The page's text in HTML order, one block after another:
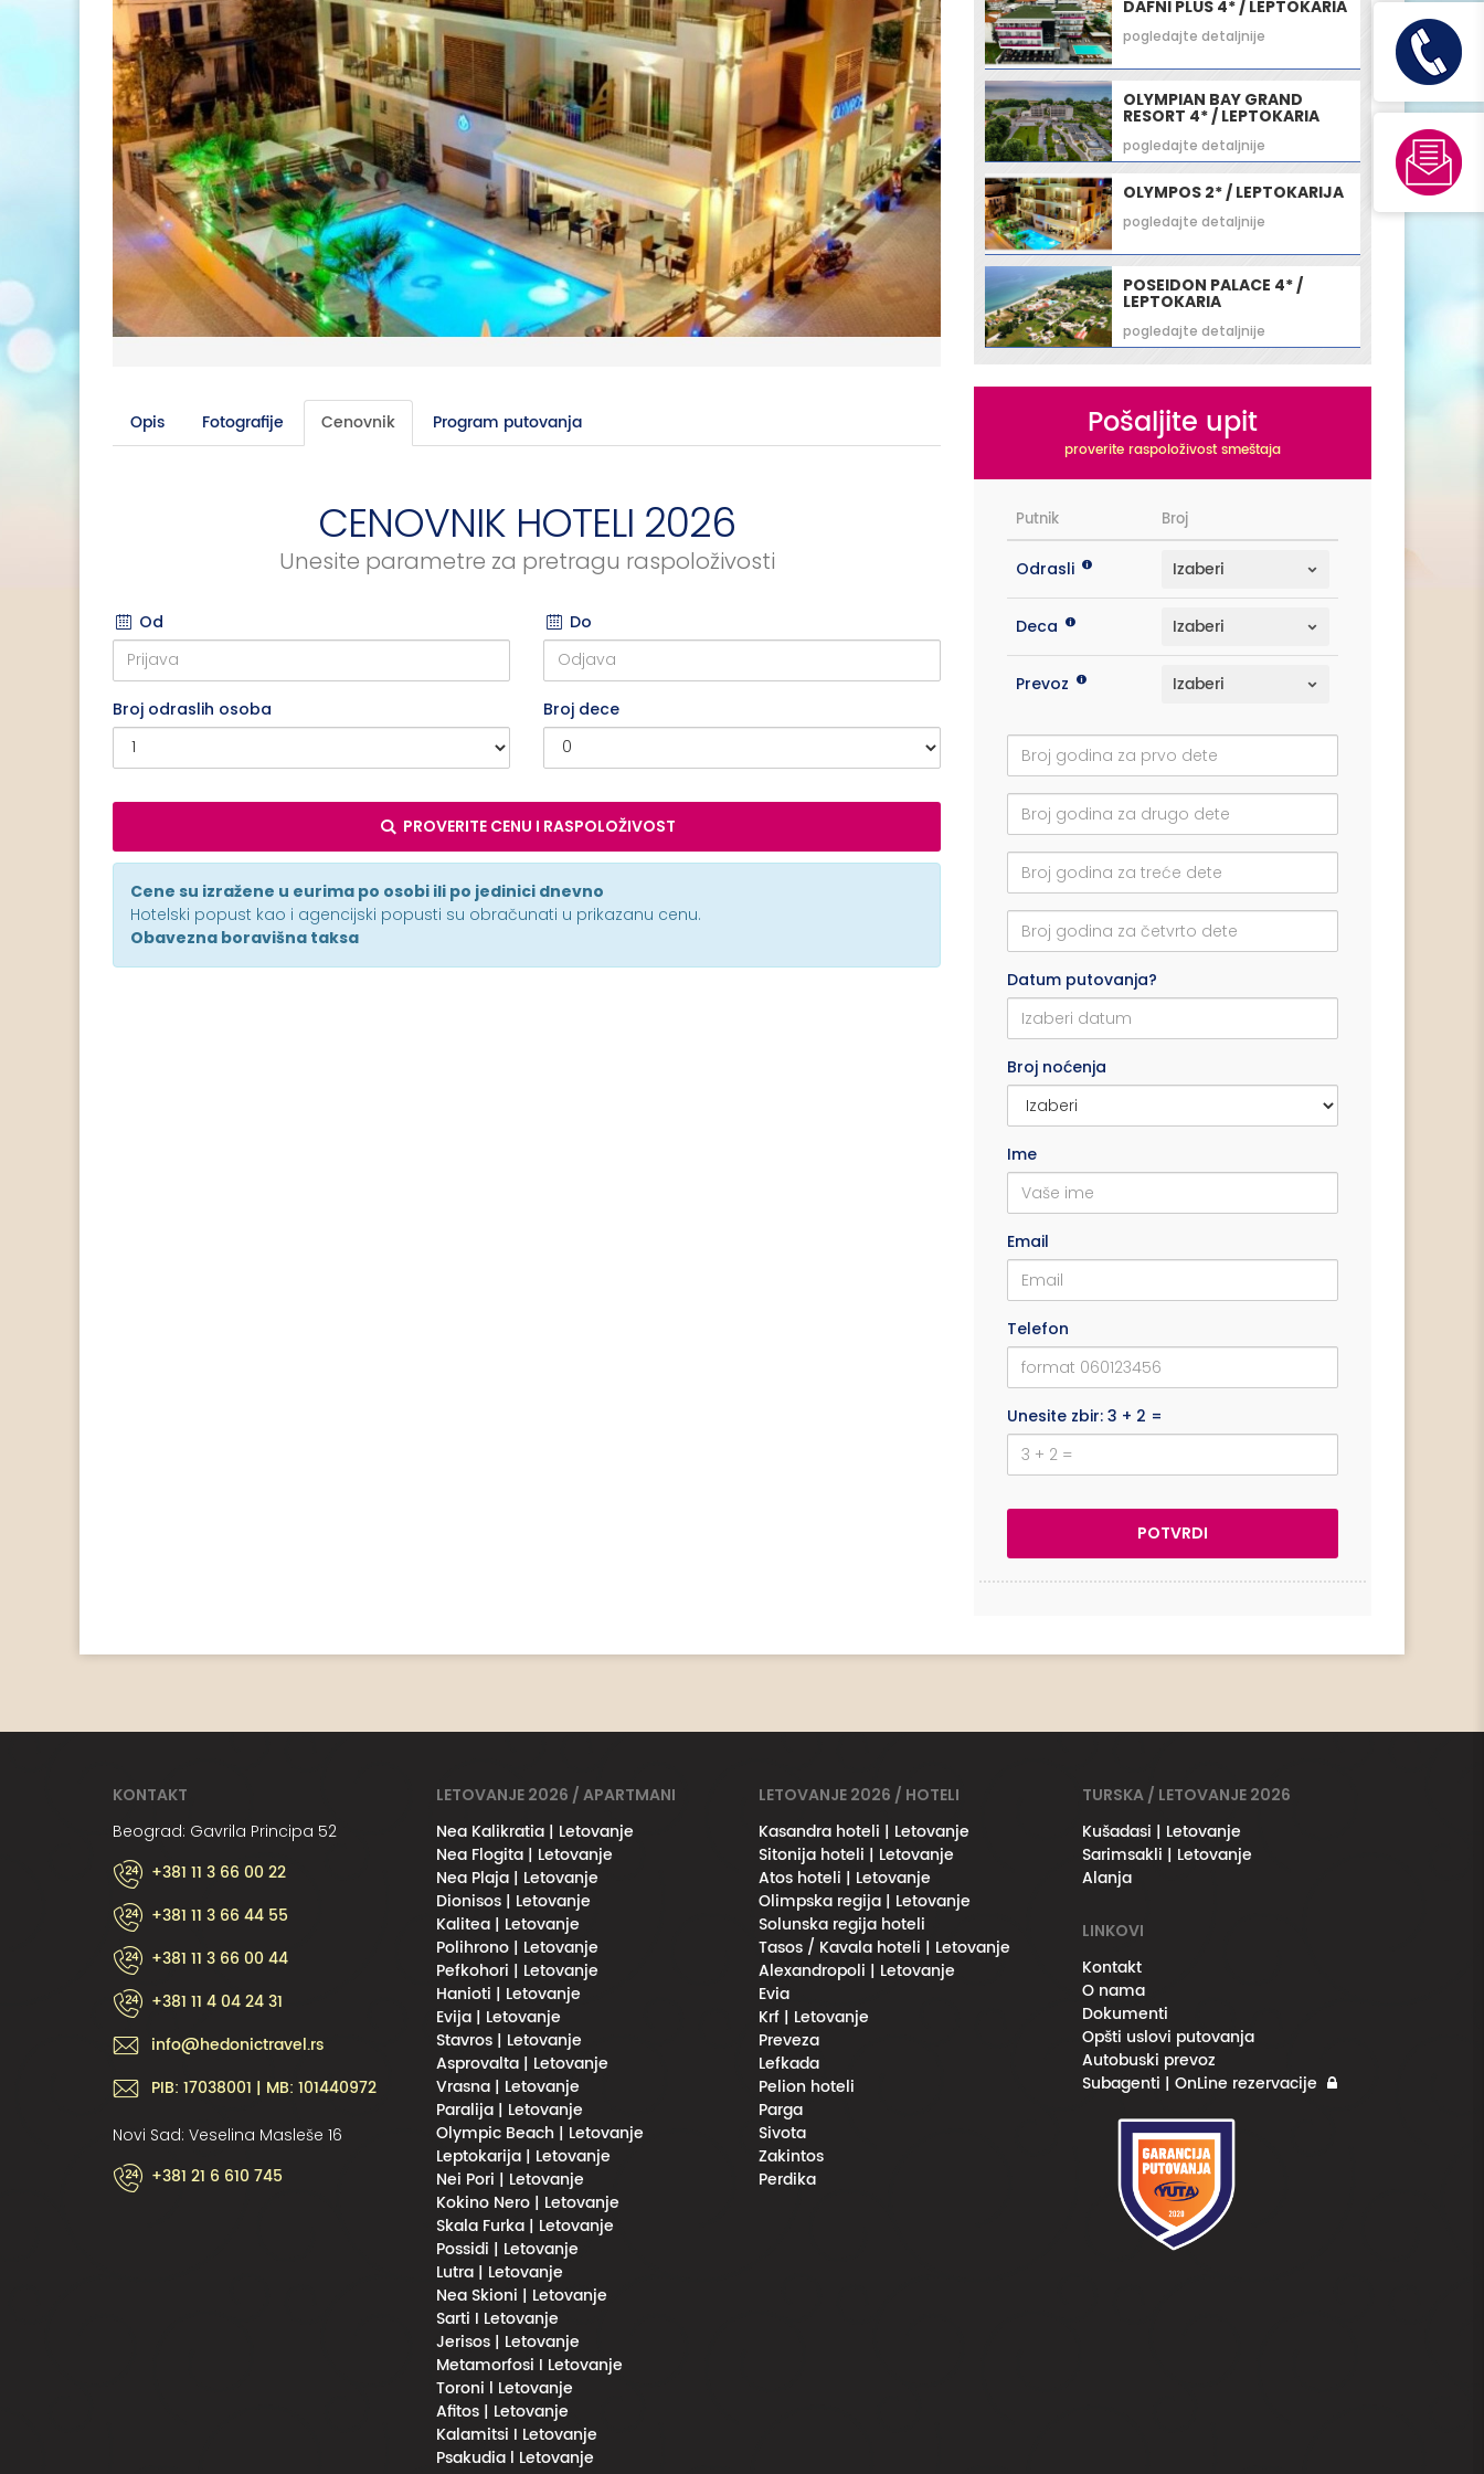
Opis Fotografije Cenovnik Program putovanja
CENOVNIK HOTELI 2026
Unesite parametre za pretragu raspoloživosti
Od Do
Broj odraslih osoba Broj dece
PROVERITE CENU I RASPOLOŽIVOST
Cene su izražene u eurima po osobi ili po jedinici dnevno
Hotelski popust kao i agencijski popusti su obračunati u prikazanu cenu.
Obavezna boravišna taksa
DAFNI PLUS 4* / LEPTOKARIA
pogledajte detaljnije
OLYMPIAN BAY GRAND
RESORT 4* / LEPTOKARIA
pogledajte detaljnije
OLYMPOS 2* / LEPTOKARIJA
pogledajte detaljnije
POSEIDON PALACE 4* /
LEPTOKARIA
pogledajte detaljnije
Pošaljite upit
proverite raspoloživost smeštaja
Putnik Broj
Odrasli
Deca
Prevoz
Datum putovanja?
Broj noćenja
Ime
Email
Telefon
Unesite zbir: 3 + 2 =
KONTAKT
Beograd: Gavrila Principa 52
+381 11 3 66 00 22
+381 11 3 66 44 55
+381 11 3 66 00 44
+381 11 4 04 24 31
info@hedonictravel.rs
PIB: 17038001 | MB: 101440972
Novi Sad: Veselina Masleše 16
+381 21 6 610 745
LETOVANJE 2026 / APARTMANI
Nea Kalikratia | Letovanje
Nea Flogita | Letovanje
Nea Plaja | Letovanje
Dionisos | Letovanje
Kalitea | Letovanje
Polihrono | Letovanje
Pefkohori | Letovanje
Hanioti | Letovanje
Evija | Letovanje
Stavros | Letovanje
Asprovalta | Letovanje
Vrasna | Letovanje
Paralija | Letovanje
Olympic Beach | Letovanje
Leptokarija | Letovanje
Nei Pori | Letovanje
Kokino Nero | Letovanje
Skala Furka | Letovanje
Possidi | Letovanje
Lutra | Letovanje
Nea Skioni | Letovanje
Sarti I Letovanje
Jerisos | Letovanje
Metamorfosi I Letovanje
Toroni l Letovanje
Afitos | Letovanje
Kalamitsi I Letovanje
Psakudia l Letovanje
LETOVANJE 2026 / HOTELI
Kasandra hoteli | Letovanje
Sitonija hoteli | Letovanje
Atos hoteli | Letovanje
Olimpska regija | Letovanje
Solunska regija hoteli
Tasos / Kavala hoteli | Letovanje
Alexandropoli | Letovanje
Evia
Krf | Letovanje
Preveza
Lefkada
Pelion hoteli
Parga
Sivota
Zakintos
Perdika
TURSKA / LETOVANJE 2026
Kušadasi | Letovanje
Sarimsakli | Letovanje
Alanja
LINKOVI
Kontakt
O nama
Dokumenti
Opšti uslovi putovanja
Autobuski prevoz
Subagenti | OnLine rezervacije